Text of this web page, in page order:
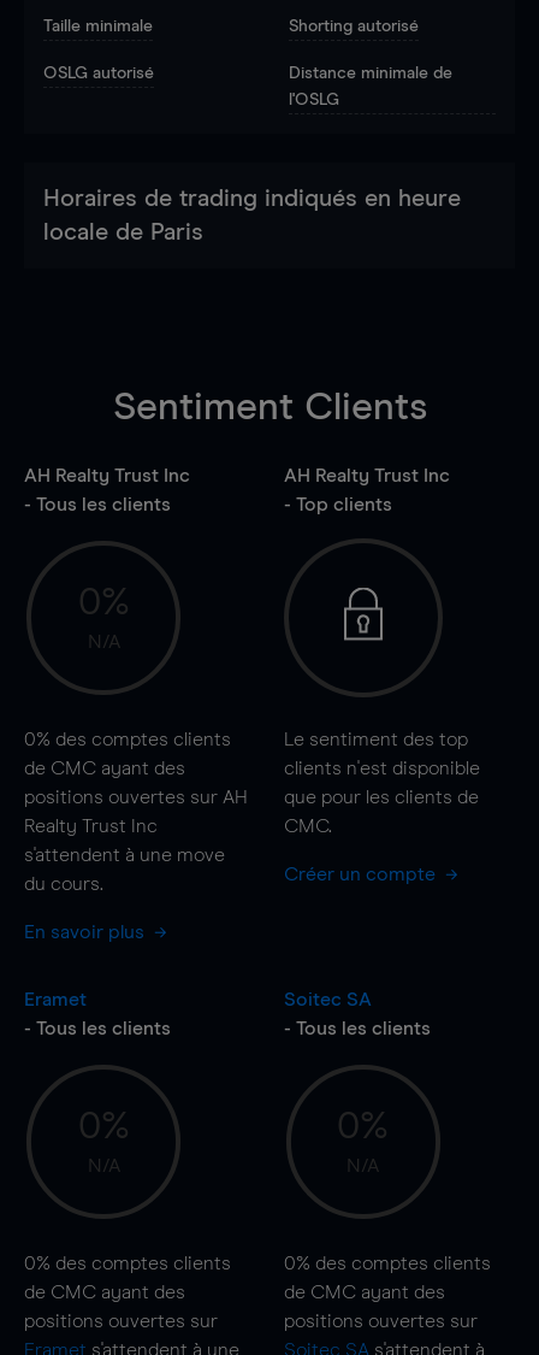
Taille minimale Shorting autorisé
OSLG autorisé
Distance minimale de
l'OSLG
Horaires de trading indiqués en heure
locale de Paris
Sentiment Clients
AH Realty Trust Inc
- Tous les clients
0%
N/A
0% des comptes clients
de CMC ayant des
positions ouvertes sur AH
Realty Trust Inc
s'attendent à une move
du cours.
En savoir plus
AH Realty Trust Inc
- Top clients
Le sentiment des top
clients n'est disponible
que pour les clients de
CMC.
Créer un compte
Eramet
- Tous les clients
0%
N/A
0% des comptes clients
de CMC ayant des
positions ouvertes sur
Eramet s'attendent à une
Soitec SA
- Tous les clients
0%
N/A
0% des comptes clients
de CMC ayant des
positions ouvertes sur
Soitec SA s'attendent à